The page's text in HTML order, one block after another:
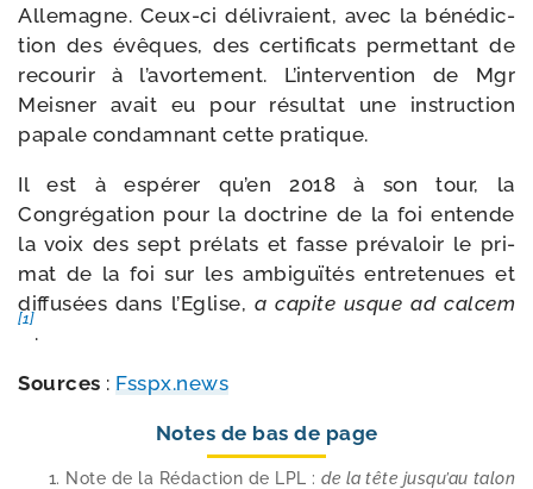
Allemagne. Ceux-​ci déli­vraient, avec la béné­dic­
tion des évêques, des cer­ti­fi­cats per­met­tant de
recou­rir à l’avortement. L’intervention de Mgr
Meisner avait eu pour résul­tat une ins­truc­tion
papale condam­nant cette pratique.
Il est à espé­rer qu’en 2018 à son tour, la
Congrégation pour la doc­trine de la foi entende
la voix des sept pré­lats et fasse pré­va­loir le pri­
mat de la foi sur les ambi­guï­tés entre­te­nues et
dif­fu­sées dans l’Eglise, a capite usque ad cal­cem
[1]
.
Sources : Fsspx​.news
Notes de bas de page
Note de la Rédaction de LPL :de la tête jus­qu’au talon